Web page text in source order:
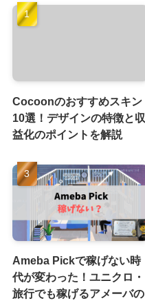
Cocoonのおすすめスキン
10選！デザインの特徴と収
益化のポイントを解説
Ameba Pickで稼げない時
代が変わった！ユニクロ・
旅行でも稼げるアメーバの